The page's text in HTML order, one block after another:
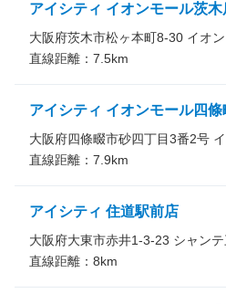
アイシティ イオンモール茨木
大阪府茨木市松ヶ本町8-30 イオ
直線距離： 7.5km
アイシティ イオンモール四條
大阪府四條畷市砂四丁目3番2号
直線距離： 7.9km
アイシティ 住道駅前店
大阪府大東市赤井1-3-23 シャン
直線距離： 8km